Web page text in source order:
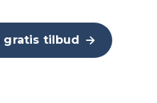
gratis tilbud 